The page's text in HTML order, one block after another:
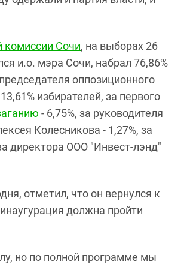
комиссии Сочи, на выборах 26
и.о. мэра Сочи, набрал 76,86%
оппозиционного
избирателей, за первого
- 6,75%, за руководителя
Колесникова - 1,27%, за
директора ООО "Инвест-лэнд"
отметил, что он вернулся к
должна пройти
но по полной программе мы